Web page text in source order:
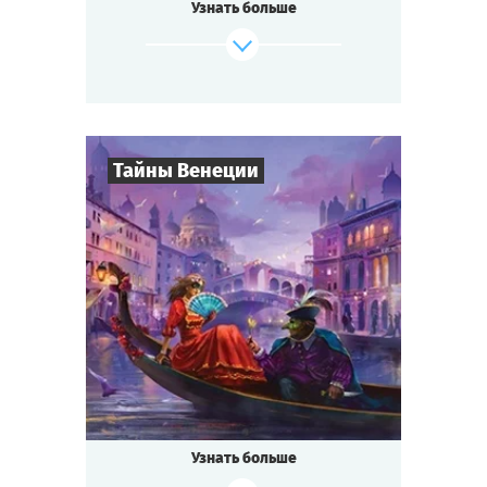
Будь готов к приключениям, если ты...
где-то на Диком Западе!
Cыграть Смотреть сценарий
Узнать больше
Тайны Венеции
Игроков 8-
Время игры 2-3 ч.
Тематика Интриги
Тип квеста Квестория
Кто не слышал о знаменитом
Венецианском бале?
Ночь расцвечена фейерверками, играют
Узнать больше